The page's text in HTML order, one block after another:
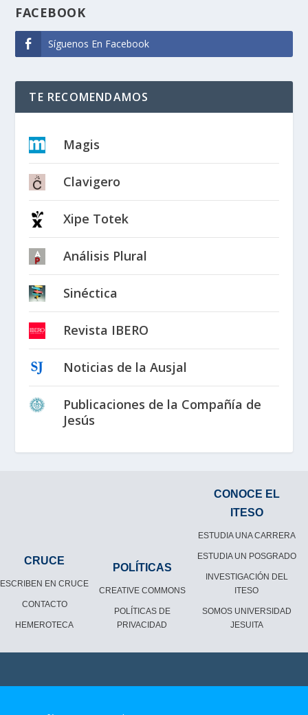
FACEBOOK
Síguenos En Facebook
TE RECOMENDAMOS
Magis
Clavigero
Xipe Totek
Análisis Plural
Sinéctica
Revista IBERO
Noticias de la Ausjal
Publicaciones de la Compañía de
Jesús
CRUCE
ESCRIBEN EN CRUCE
CONTACTO
HEMEROTECA
POLÍTICAS
CREATIVE COMMONS
POLÍTICAS DE
PRIVACIDAD
CONOCE EL
ITESO
ESTUDIA UNA CARRERA
ESTUDIA UN POSGRADO
INVESTIGACIÓN DEL
ITESO
SOMOS UNIVERSIDAD
JESUITA